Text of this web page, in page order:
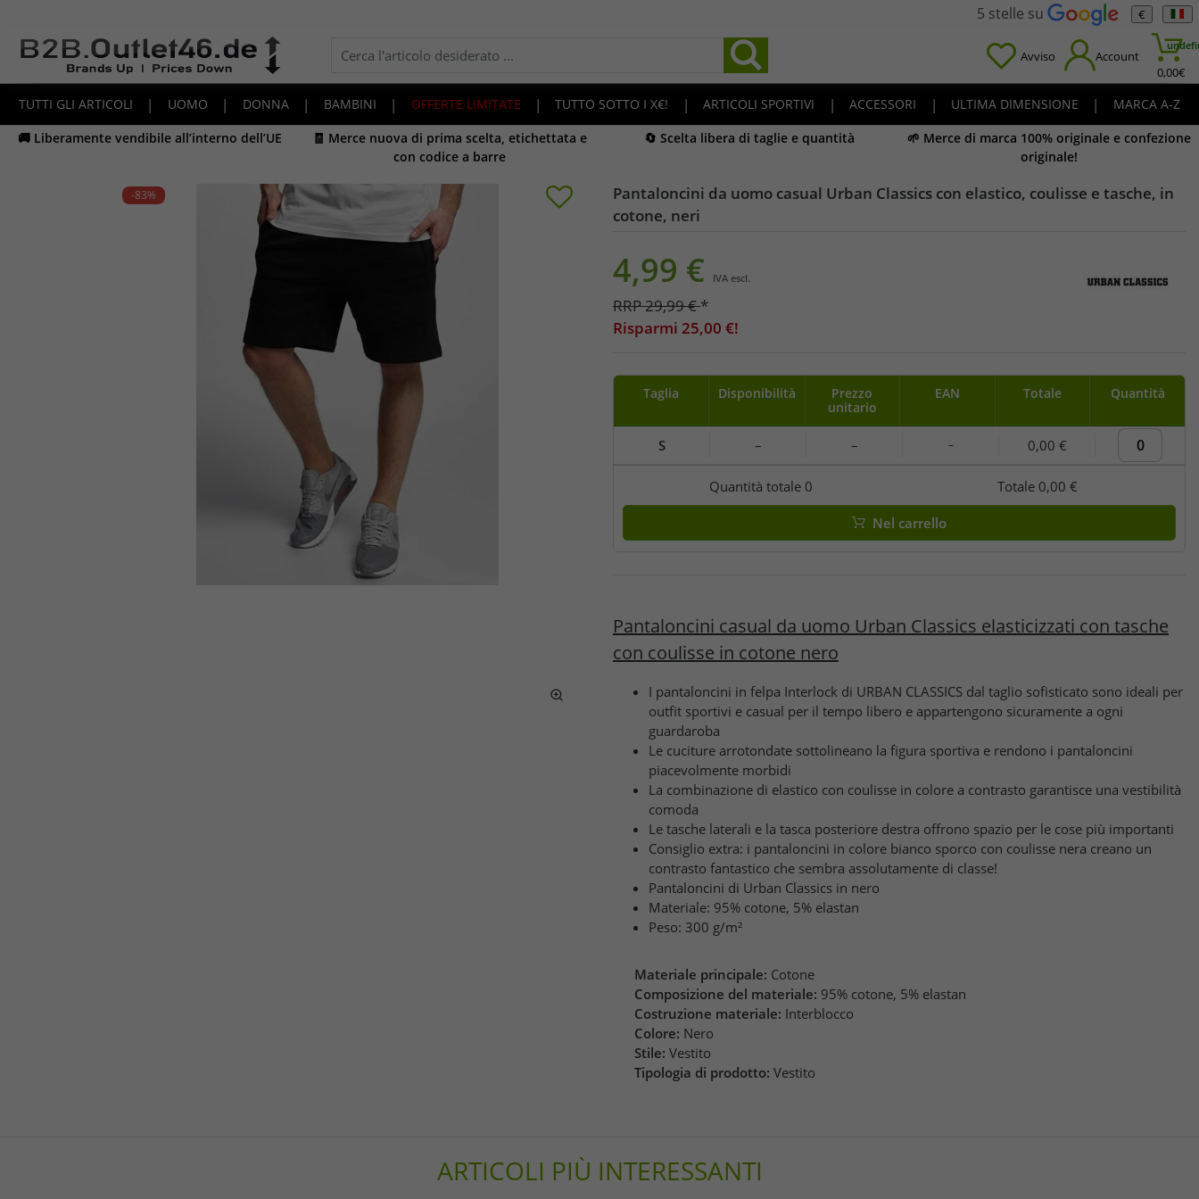
5 stelle su €
Avviso Account
0,00€
TUTTI GLI ARTICOLI | UOMO | DONNA | BAMBINI | OFFERTE LIMITATE | TUTTO SOTTO I X€! | ARTICOLI SPORTIVI | ACCESSORI | ULTIMA DIMENSIONE |
MARCA A-Z
🚚 Liberamente vendibile all’interno dell’UE
🧾 Merce nuova di prima scelta, etichettata e
con codice a barre
🔄 Scelta libera di taglie e quantità
🌱 Merce di marca 100% originale e confezione
originale!
-83%
Pantaloncini da uomo casual Urban Classics con elastico, coulisse e tasche, in
cotone, neri
4,99 € IVA escl.
RRP29,99€*
Risparmi 25,00 €!
Taglia Disponibilità
Prezzo
unitario
EAN Totale Quantità
S – – – 0,00 €
Quantità totale 0 Totale 0,00 €
Nel carrello
Pantaloncini casual da uomo Urban Classics elasticizzati con tasche
con coulisse in cotone nero
I pantaloncini in felpa Interlock di URBAN CLASSICS dal taglio sofisticato sono ideali per
outfit sportivi e casual per il tempo libero e appartengono sicuramente a ogni
guardaroba
Le cuciture arrotondate sottolineano la figura sportiva e rendono i pantaloncini
piacevolmente morbidi
La combinazione di elastico con coulisse in colore a contrasto garantisce una vestibilità
comoda
Le tasche laterali e la tasca posteriore destra offrono spazio per le cose più importanti
Consiglio extra: i pantaloncini in colore bianco sporco con coulisse nera creano un
contrasto fantastico che sembra assolutamente di classe!
Pantaloncini di Urban Classics in nero
Materiale: 95% cotone, 5% elastan
Peso: 300 g/m²
Materiale principale: Cotone
Composizione del materiale: 95% cotone, 5% elastan
Costruzione materiale: Interblocco
Colore: Nero
Stile: Vestito
Tipologia di prodotto: Vestito
ARTICOLI PIÙ INTERESSANTI